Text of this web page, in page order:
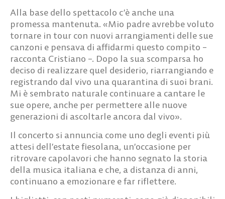
Alla base dello spettacolo c’è anche una
promessa mantenuta. «Mio padre avrebbe voluto
tornare in tour con nuovi arrangiamenti delle sue
canzoni e pensava di affidarmi questo compito –
racconta Cristiano –. Dopo la sua scomparsa ho
deciso di realizzare quel desiderio, riarrangiando e
registrando dal vivo una quarantina di suoi brani.
Mi è sembrato naturale continuare a cantare le
sue opere, anche per permettere alle nuove
generazioni di ascoltarle ancora dal vivo».
Il concerto si annuncia come uno degli eventi più
attesi dell’estate fiesolana, un’occasione per
ritrovare capolavori che hanno segnato la storia
della musica italiana e che, a distanza di anni,
continuano a emozionare e far riflettere.